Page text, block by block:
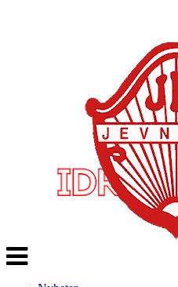
Veksle
navigasjon